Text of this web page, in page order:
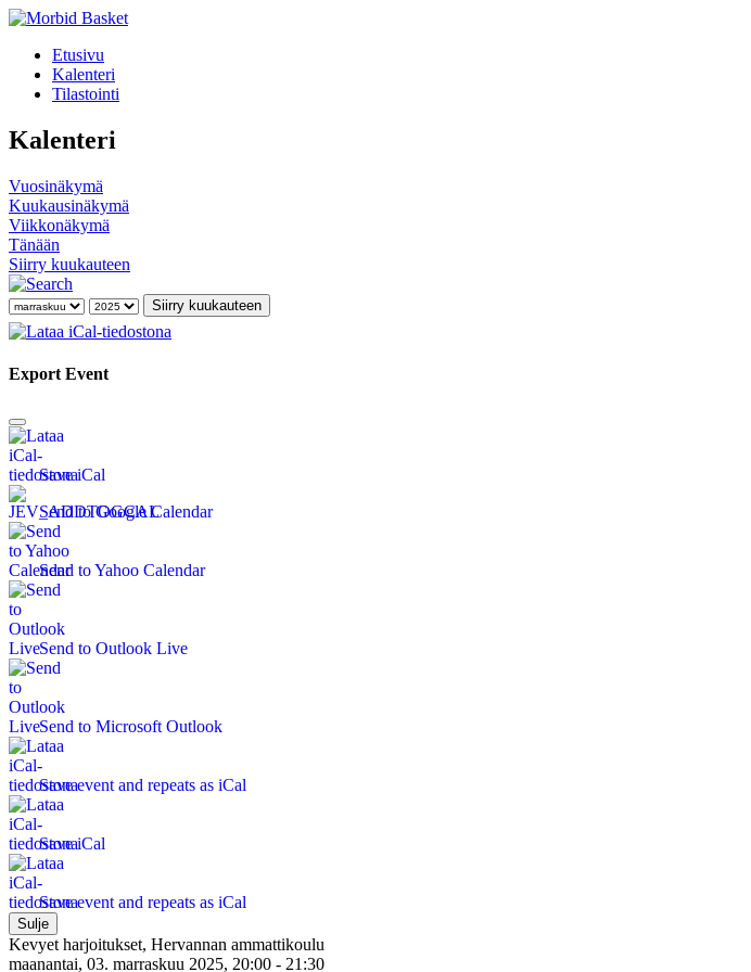
Etusivu
Kalenteri
Tilastointi
Kalenteri
Vuosinäkymä
Kuukausinäkymä
Viikkonäkymä
Tänään
Siirry kuukauteen
Siirry kuukauteen
Export Event
Save iCal
Send to Google Calendar
Send to Yahoo Calendar
Send to Outlook Live
Send to Microsoft Outlook
Save event and repeats as iCal
Save iCal
Save event and repeats as iCal
Sulje
Kevyet harjoitukset, Hervannan ammattikoulu
maanantai, 03. marraskuu 2025, 20:00 - 21:30